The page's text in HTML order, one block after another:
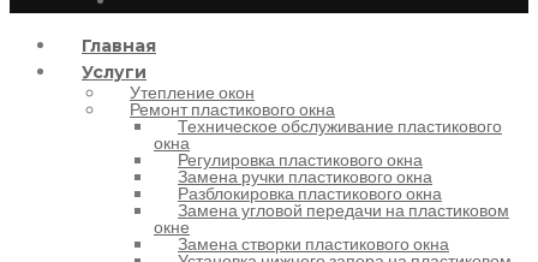
Главная
Услуги
Утепление окон
Ремонт пластикового окна
Техническое обслуживание пластикового
окна
Регулировка пластикового окна
Замена ручки пластикового окна
Разблокировка пластикового окна
Замена угловой передачи на пластиковом
окне
Замена створки пластикового окна